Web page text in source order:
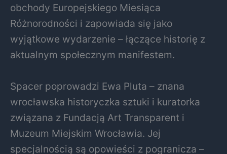
obchody Europejskiego Miesiąca
Różnorodności i zapowiada się jako
wyjątkowe wydarzenie – łączące historię z
aktualnym społecznym manifestem.
Spacer poprowadzi Ewa Pluta – znana
wrocławska historyczka sztuki i kuratorka
związana z Fundacją Art Transparent i
Muzeum Miejskim Wrocławia. Jej
specjalnością są opowieści z pogranicza –